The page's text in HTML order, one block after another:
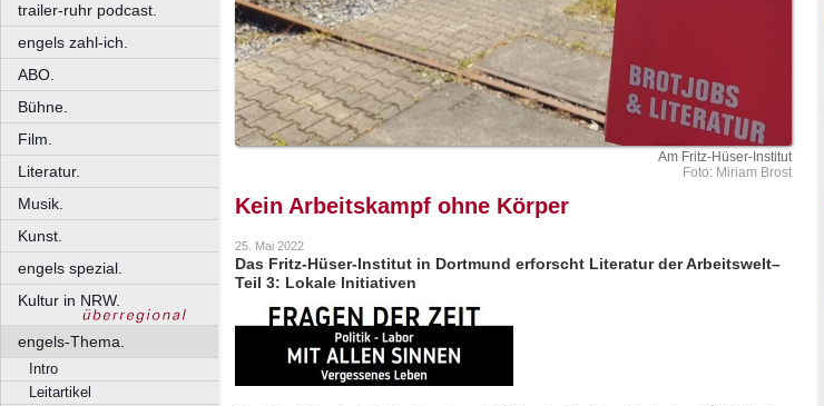
trailer-ruhr podcast.
engels zahl-ich.
ABO.
Bühne.
Film.
Literatur.
Musik.
Kunst.
engels spezial.
Kultur in NRW.
engels-Thema.
Intro
Leitartikel
Am Fritz-Hüser-Institut
Foto: Miriam Brost
Kein Arbeitskampf ohne Körper
25. Mai 2022
Das Fritz-Hüser-Institut in Dortmund erforscht Literatur der Arbeitswelt–
Teil 3: Lokale Initiativen